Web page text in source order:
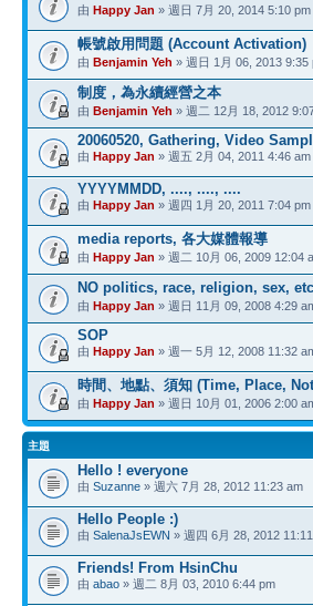
由 Happy Jan » 週日 7月 20, 2014 5:10 pm
帳號啟用問題 (Account Activation)
由 Benjamin Yeh » 週日 1月 06, 2013 9:35
制度，為永續經營之本
由 Benjamin Yeh » 週二 12月 18, 2012
20060520, Gathering, Video
由 Happy Jan » 週五 2月 04, 2011 4:46 am
YYYYMMDD, ...., ...., ....
由 Happy Jan » 週四 1月 20, 2011 7:04 pm
media reports, 各大媒體報導
由 Happy Jan » 週二 10月 06, 2009 12:04
NO politics, race, religion, sex,
由 Happy Jan » 週日 11月 09, 2008 4:29
SOP
由 Happy Jan » 週一 5月 12, 2008 11:32
時間、地點、須知 (Time, Place,
由 Happy Jan » 週日 10月 01, 2006 2:00
主題
Hello ! everyone
由 Suzanne » 週六 7月 28, 2012 11:23 am
Hello People :)
由 SalenaJsEWN » 週四 6月 28, 2012
Friends! From HsinChu
由 abao » 週二 8月 03, 2010 6:44 pm